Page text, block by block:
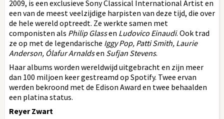
2009, is een exclusieve Sony Classical International Artist en
een van de meest veelzijdige harpisten van deze tijd, die over
de hele wereld optreedt. Ze werkte samen met
componisten als Philip Glassen Ludovico Einaudi. Ook trad
ze op met de legendarische Iggy Pop, Patti Smith, Laurie
Anderson, Ólafur Arnaldsen Sufjan Stevens.
Haar albums worden wereldwijd uitgebracht en zijn meer
dan 100 miljoen keer gestreamd op Spotify. Twee ervan
werden bekroond met de Edison Award en twee behaalden
een platina status.
Reyer Zwart